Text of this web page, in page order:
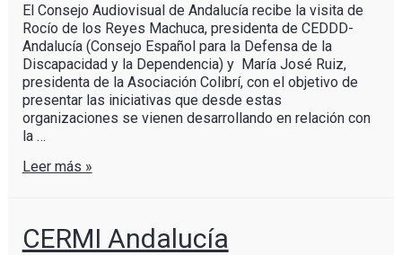
El Consejo Audiovisual de Andalucía recibe la visita de
Rocío de los Reyes Machuca, presidenta de CEDDD-
Andalucía (Consejo Español para la Defensa de la
Discapacidad y la Dependencia) y María José Ruiz,
presidenta de la Asociación Colibrí, con el objetivo de
presentar las iniciativas que desde estas
organizaciones se vienen desarrollando en relación con
la …
Leer más »
CERMI Andalucía